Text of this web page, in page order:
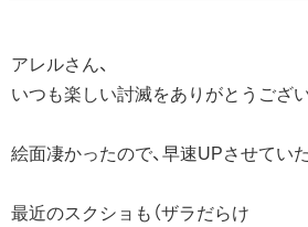
アレルさん、
いつも楽しい討滅をありがとうござい
絵面凄かったので、早速UPさせてい
最近のスクショも（ザラだらけ